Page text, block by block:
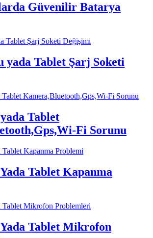
Güvenilir Batarya
yada Tablet Şarj Soketi
Tablet
Fi Sorunu
Tablet Kapanma
Tablet Mikrofon